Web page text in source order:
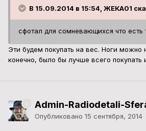
В 15.09.2014 в 15:54, ЖЕКА01
сфотал для сомневающихся что есть
Эти будем покупать на вес. Ноги можно
конечно, было бы лучше всего покупать
Admin-Radiodetali-
Опубликовано 15 сентября, 2014